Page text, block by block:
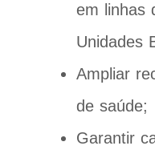
em linhas
Unidades
Ampliar
de saúde;
Garantir